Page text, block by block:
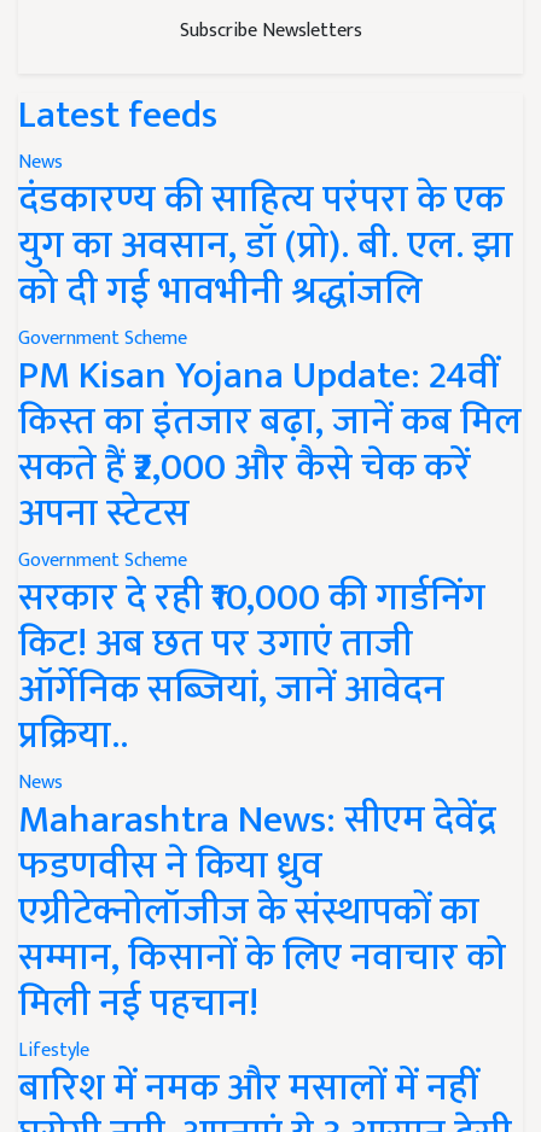
Subscribe Newsletters
Latest feeds
News
दंडकारण्य की साहित्य परंपरा के एक
युग का अवसान, डॉ (प्रो). बी. एल. झा
को दी गई भावभीनी श्रद्धांजलि
Government Scheme
PM Kisan Yojana Update: 24वीं
किस्त का इंतजार बढ़ा, जानें कब मिल
सकते हैं ₹2,000 और कैसे चेक करें
अपना स्टेटस
Government Scheme
सरकार दे रही ₹10,000 की गार्डनिंग
किट! अब छत पर उगाएं ताजी
ऑर्गेनिक सब्जियां, जानें आवेदन
प्रक्रिया..
News
Maharashtra News: सीएम देवेंद्र
फडणवीस ने किया ध्रुव
एग्रीटेक्नोलॉजीज के संस्थापकों का
सम्मान, किसानों के लिए नवाचार को
मिली नई पहचान!
Lifestyle
बारिश में नमक और मसालों में नहीं